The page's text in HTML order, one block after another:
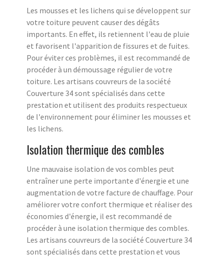
Les mousses et les lichens qui se développent sur
votre toiture peuvent causer des dégâts
importants. En effet, ils retiennent l'eau de pluie
et favorisent l'apparition de fissures et de fuites.
Pour éviter ces problèmes, il est recommandé de
procéder à un démoussage régulier de votre
toiture. Les artisans couvreurs de la société
Couverture 34 sont spécialisés dans cette
prestation et utilisent des produits respectueux
de l'environnement pour éliminer les mousses et
les lichens.
Isolation thermique des combles
Une mauvaise isolation de vos combles peut
entraîner une perte importante d'énergie et une
augmentation de votre facture de chauffage. Pour
améliorer votre confort thermique et réaliser des
économies d'énergie, il est recommandé de
procéder à une isolation thermique des combles.
Les artisans couvreurs de la société Couverture 34
sont spécialisés dans cette prestation et vous